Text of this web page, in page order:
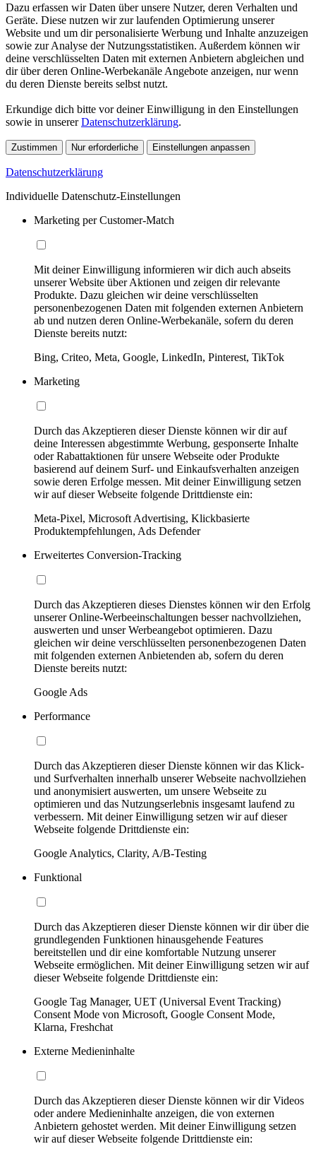
Dazu erfassen wir Daten über unsere Nutzer, deren Verhalten und
Geräte. Diese nutzen wir zur laufenden Optimierung unserer
Website und um dir personalisierte Werbung und Inhalte anzuzeigen
sowie zur Analyse der Nutzungsstatistiken. Außerdem können wir
deine verschlüsselten Daten mit externen Anbietern abgleichen und
dir über deren Online-Werbekanäle Angebote anzeigen, nur wenn
du deren Dienste bereits selbst nutzt.
Erkundige dich bitte vor deiner Einwilligung in den Einstellungen
sowie in unsererDatenschutzerklärung.
Zustimmen Nur erforderliche Einstellungen anpassen
Datenschutzerklärung
Individuelle Datenschutz-Einstellungen
Marketing per Customer-Match
Mit deiner Einwilligung informieren wir dich auch abseits
unserer Website über Aktionen und zeigen dir relevante
Produkte. Dazu gleichen wir deine verschlüsselten
personenbezogenen Daten mit folgenden externen Anbietern
ab und nutzen deren Online-Werbekanäle, sofern du deren
Dienste bereits nutzt:
Bing, Criteo, Meta, Google, LinkedIn, Pinterest, TikTok
Marketing
Durch das Akzeptieren dieser Dienste können wir dir auf
deine Interessen abgestimmte Werbung, gesponserte Inhalte
oder Rabattaktionen für unsere Webseite oder Produkte
basierend auf deinem Surf- und Einkaufsverhalten anzeigen
sowie deren Erfolge messen. Mit deiner Einwilligung setzen
wir auf dieser Webseite folgende Drittdienste ein:
Meta-Pixel, Microsoft Advertising, Klickbasierte
Produktempfehlungen, Ads Defender
Erweitertes Conversion-Tracking
Durch das Akzeptieren dieses Dienstes können wir den Erfolg
unserer Online-Werbeeinschaltungen besser nachvollziehen,
auswerten und unser Werbeangebot optimieren. Dazu
gleichen wir deine verschlüsselten personenbezogenen Daten
mit folgenden externen Anbietenden ab, sofern du deren
Dienste bereits nutzt:
Google Ads
Performance
Durch das Akzeptieren dieser Dienste können wir das Klick-
und Surfverhalten innerhalb unserer Webseite nachvollziehen
und anonymisiert auswerten, um unsere Webseite zu
optimieren und das Nutzungserlebnis insgesamt laufend zu
verbessern. Mit deiner Einwilligung setzen wir auf dieser
Webseite folgende Drittdienste ein:
Google Analytics, Clarity, A/B-Testing
Funktional
Durch das Akzeptieren dieser Dienste können wir dir über die
grundlegenden Funktionen hinausgehende Features
bereitstellen und dir eine komfortable Nutzung unserer
Webseite ermöglichen. Mit deiner Einwilligung setzen wir auf
dieser Webseite folgende Drittdienste ein:
Google Tag Manager, UET (Universal Event Tracking)
Consent Mode von Microsoft, Google Consent Mode,
Klarna, Freshchat
Externe Medieninhalte
Durch das Akzeptieren dieser Dienste können wir dir Videos
oder andere Medieninhalte anzeigen, die von externen
Anbietern gehostet werden. Mit deiner Einwilligung setzen
wir auf dieser Webseite folgende Drittdienste ein: